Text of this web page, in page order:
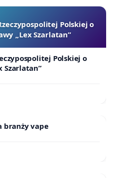
Polskiej o
„Lex Szarlatan”
Polskiej o
Szarlatan”
branży vape